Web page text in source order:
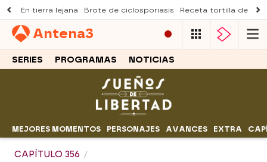
En tierra lejana Brote de ciclosporiasis Receta tortilla de
Antena3
SERIES PROGRAMAS NOTICIAS
MEJORES MOMENTOS PERSONAJES AVANCES EXTRA
CAPÍTULO 356